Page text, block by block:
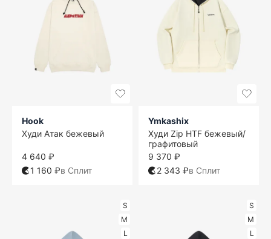
Hook
Худи Атак бежевый
4 640 ₽
1 160 ₽в Сплит
Ymkashix
Худи Zip HTF бежевый/
графитовый
9 370 ₽
2 343 ₽в Сплит
S
M
L
S
M
L